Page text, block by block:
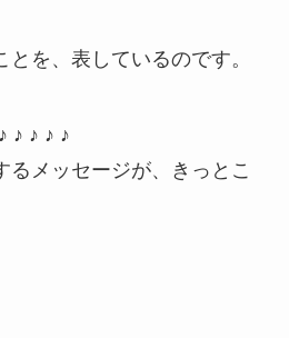
を、表しているのです。
♪ ♪ ♪ ♪
るメッセージが、きっとこ